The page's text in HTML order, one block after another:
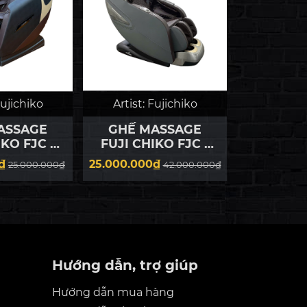
FJC -
2025
25.000.000₫
Artist: Fujichiko
GHẾ MASSAGE
FUJI CHIKO FJC -
E250 LUXURY
25.000.000₫ 42.000.000₫
Hướng dẫn, trợ giúp
Hướng dẫn mua hàng